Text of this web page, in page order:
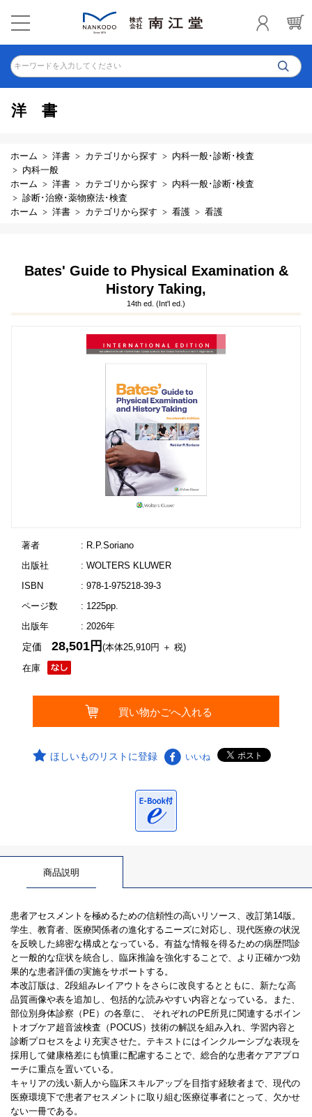
キーワードを入力してください
洋書
ホーム 洋書 カテゴリから探す
内科一般･診断･検査
内科一般
ホーム
洋書 カテゴリから探す
内科一般･診断･検査
診断･治療･薬物療法･検査
ホーム
洋書 カテゴリから探す 看護 看護
Bates' Guide to Physical Examination &
History Taking,
14th ed. (Int'l ed.)
著者
: R.P.Soriano
出版社
: WOLTERS KLUWER
ISBN
: 978-1-975218-39-3
ページ数
: 1225pp.
出版年
: 2026年
在庫
定価28,501円(本体25,910円 ＋ 税)
ほしいものリストに登録 いいね
商品説明
患者アセスメントを極めるための信頼性の高いリソース、改訂第14版。
学生、教育者、医療関係者の進化するニーズに対応し、現代医療の状況
を反映した綿密な構成となっている。有益な情報を得るための病歴問診
と一般的な症状を統合し、臨床推論を強化することで、より正確かつ効
果的な患者評価の実施をサポートする。
本改訂版は、2段組みレイアウトをさらに改良するとともに、新たな高
品質画像や表を追加し、包括的な読みやすい内容となっている。また、
部位別身体診察（PE）の各章に、 それぞれのPE所見に関連するポイン
トオブケア超音波検査（POCUS）技術の解説を組み入れ、学習内容と
診断プロセスをより充実させた。テキストにはインクルーシブな表現を
採用して健康格差にも慎重に配慮することで、総合的な患者ケアアプロ
ーチに重点を置いている。
キャリアの浅い新人から臨床スキルアップを目指す経験者まで、現代の
医療環境下で患者アセスメントに取り組む医療従事者にとって、欠かせ
ない一冊である。